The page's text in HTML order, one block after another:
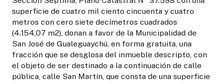
superficie de cuatro mil ciento cincuenta y cuatro
metros con cero siete decímetros cuadrados
(4.154,07 m2), donan a favor de la Municipalidad de
San José de Gualeguaychú, en forma gratuita, una
fracción que se desglosa del inmueble descripto, con
el objeto de ser destinado a la continuación de calle
pública, calle San Martín, que consta de una superficie